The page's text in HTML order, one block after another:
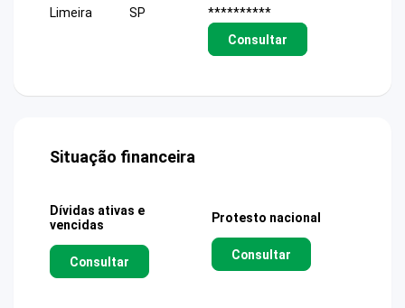
Limeira
SP
**********
Consultar
Situação financeira
Dívidas ativas e
vencidas
Consultar
Protesto nacional
Consultar